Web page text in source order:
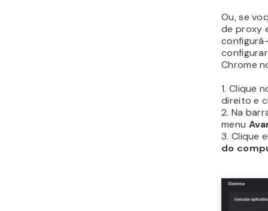
Ou, se
de proxy
Chrome
1. Clique
direito e
2. Na
menu
3. Clique
do